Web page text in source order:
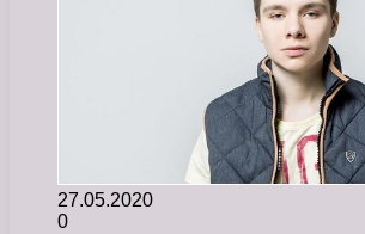
27.05.2020
0